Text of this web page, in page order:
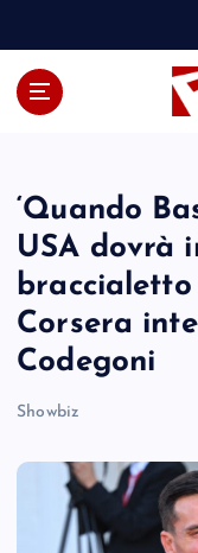
‘Quando
USA dovrà
braccialetto
Corsera
Codegoni
Showbiz